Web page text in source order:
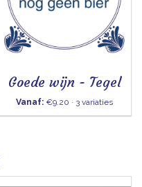
Goede wijn - Tegel
Vanaf: €9.20 · 3 variaties